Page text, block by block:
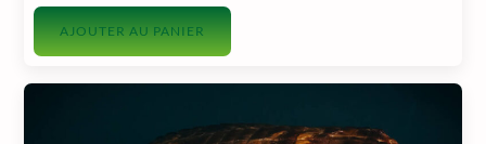
AJOUTER AU PANIER